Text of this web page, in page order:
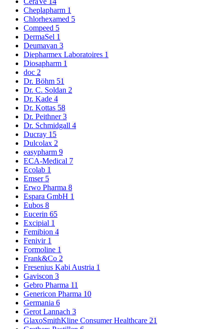
Cheplapharm 1
Chlorhexamed 5
Compeed 5
DermaSel 1
Deumavan 3
Diepharmex Laboratoires 1
Diosapharm 1
doc 2
Dr. Böhm 51
Dr. C. Soldan 2
Dr. Kade 4
Dr. Kottas 58
Dr. Peithner3
Dr. Schmidgall 4
Ducray 15
Dulcolax 2
easypharm 9
ECA-Medical 7
Ecolab 1
Emser 5
Erwo Pharma 8
Espara GmbH 1
Eubos 8
Eucerin 65
Excipial 1
Femibion 4
Fenivir 1
Formoline 1
Frank&Co 2
Fresenius Kabi Austria 1
Gaviscon 3
Gebro Pharma 11
Genericon Pharma 10
Germania 6
Gerot Lannach 3
GlaxoSmithKline Consumer Healthcare 21